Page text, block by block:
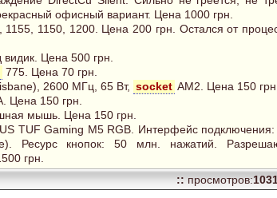
офисный вариант. Цена 1000 грн.
1150, 1200. Цена 200 грн. Остался от
Цена 500 грн.
775. Цена 70 грн.
2600 МГц, 65 Вт, socket AM2. Цена 150 грн.
Цена 150 грн.
мышь. Цена 150 грн.
TUF Gaming M5 RGB. Интерфейс подключения:
Ресурс кнопок: 50 млн. нажатий.
грн.
::просмотров: